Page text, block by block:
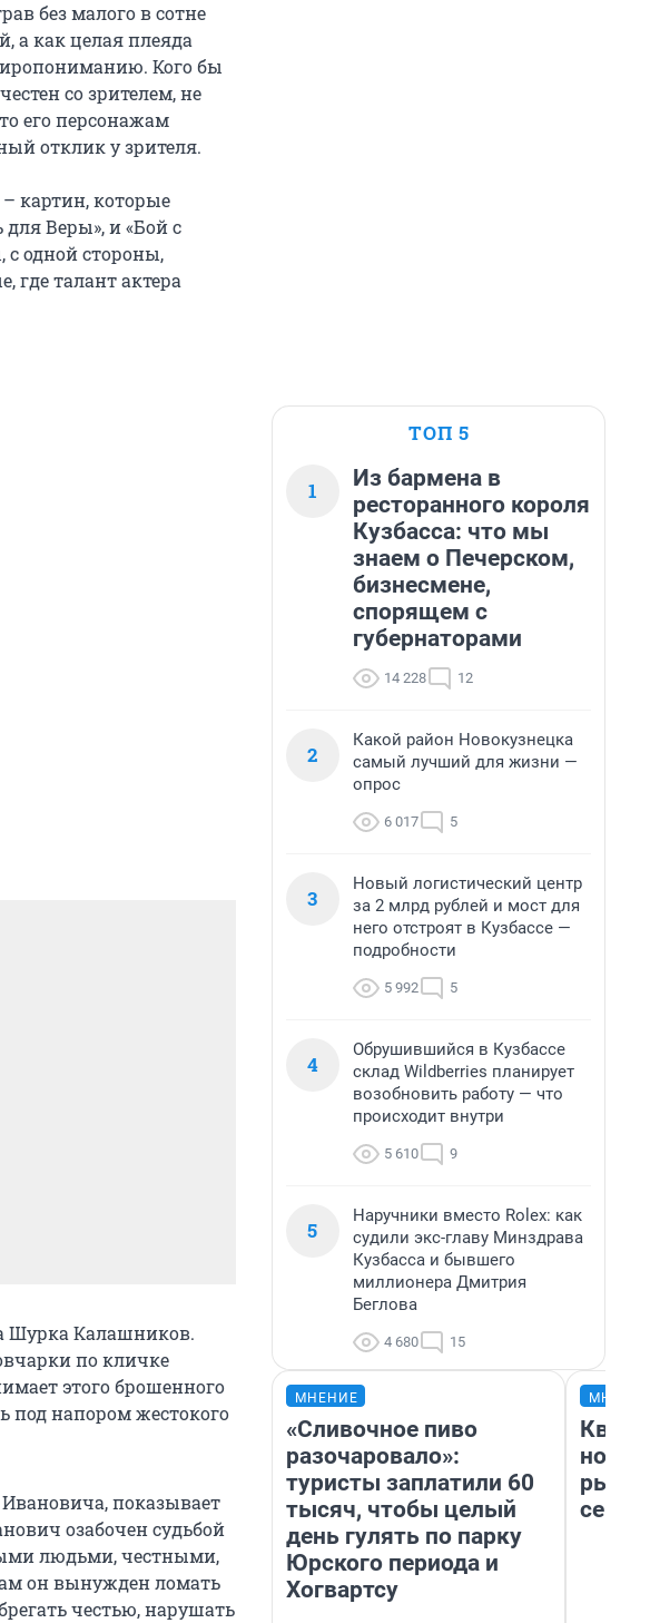
без малого в сотне
а как целая плеяда
Кого бы
со зрителем, не
его персонажам
отклик у зрителя.
картин, которые
для Веры», и «Бой с
с одной стороны,
где талант актера
Шурка Калашников.
по кличке
этого брошенного
под напором жестокого
показывает
озабочен судьбой
людьми, честными,
он вынужден ломать
честью, нарушать
ТОП 5
1
Из бармена в
ресторанного короля
Кузбасса: что мы
знаем о Печерском,
бизнесмене,
спорящем с
губернаторами
14 228 12
2
Какой район Новокузнецка
самый лучший для жизни —
опрос
6 017 5
3
Новый логистический центр
за 2 млрд рублей и мост для
него отстроят в Кузбассе —
подробности
5 992 5
4
Обрушившийся в Кузбассе
склад Wildberries планирует
возобновить работу — что
происходит внутри
5 610 9
5
Наручники вместо Rolex: как
судили экс-главу Минздрава
Кузбасса и бывшего
миллионера Дмитрия
Беглова
4 680 15
МНЕНИЕ
«Сливочное пиво
разочаровало»:
туристы заплатили 60
тысяч, чтобы целый
день гулять по парку
Юрского периода и
Хогвартсу
но